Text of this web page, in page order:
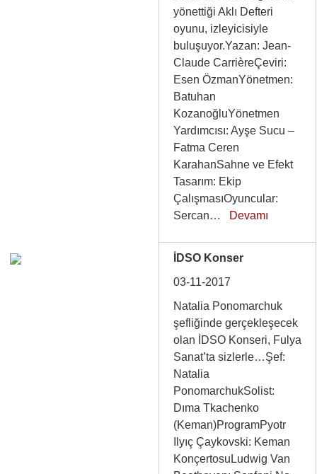
yönettiği Aklı Defteri
oyunu, izleyicisiyle
buluşuyor.Yazan: Jean-
Claude CarrièreÇeviri:
Esen ÖzmanYönetmen:
Batuhan
KozanoğluYönetmen
Yardımcısı: Ayşe Sucu –
Fatma Ceren
KarahanSahne ve Efekt
Tasarım: Ekip
ÇalışmasıOyuncular:
Sercan… Devamı
İDSO Konser
03-11-2017
Natalia Ponomarchuk
şefliğinde gerçekleşecek
olan İDSO Konseri, Fulya
Sanat’ta sizlerle…Şef:
Natalia
PonomarchukSolist:
Dıma Tkachenko
(Keman)ProgramPyotr
Ilyıç Çaykovski: Keman
KonçertosuLudwig Van